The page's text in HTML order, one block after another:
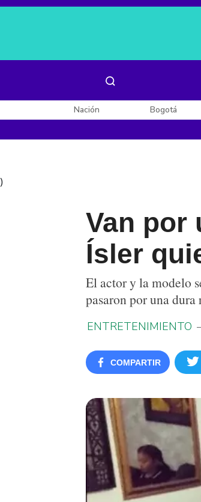
Nación Bogotá
)
Van por
Ísler
El actor y la modelo
pasaron por una dura
ENTRETENIMIENTO
COMPARTIR